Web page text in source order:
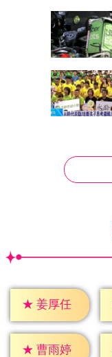
★ 姜厚任
★ 曹雨婷